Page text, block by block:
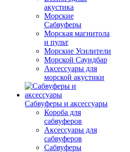
акустика
Морские
Сабвуферы
Морская магнитола
и пульт
Морские Усилители
Морской Cаундбар
Аксессуары для
морской акустики
Сабвуферы и аксессуары
Короба для
сабвуферов
Аксессуары для
сабвуферов
Сабвуферы